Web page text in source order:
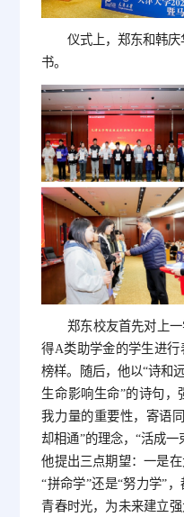
仪式上，郑东和韩
书。
郑东校友首先对上
得A类助学金的学生进
榜样。随后，他以“诗和
生命影响生命”的诗句
我力量的重要性，寄语
却相通”的理念，“活成一
他提出三点期望：一是
“拼命学”还是“努力学”
青春时光，为未来建立